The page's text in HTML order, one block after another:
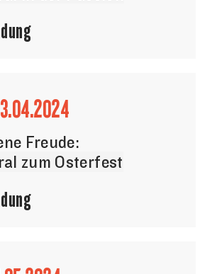
Freude:
zum Osterfest